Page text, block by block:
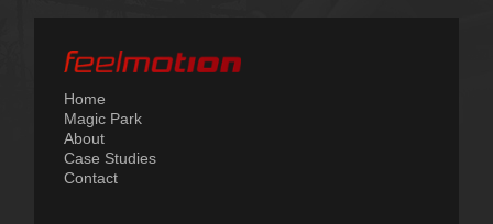
Home
Magic Park
About
Case Studies
Contact